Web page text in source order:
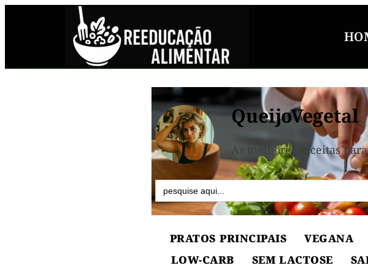
QueijoVegetal
As melhores receitas
Search
for:
PRATOS PRINCIPAIS VEGANA
LOW-CARB
SEM LACTOSE